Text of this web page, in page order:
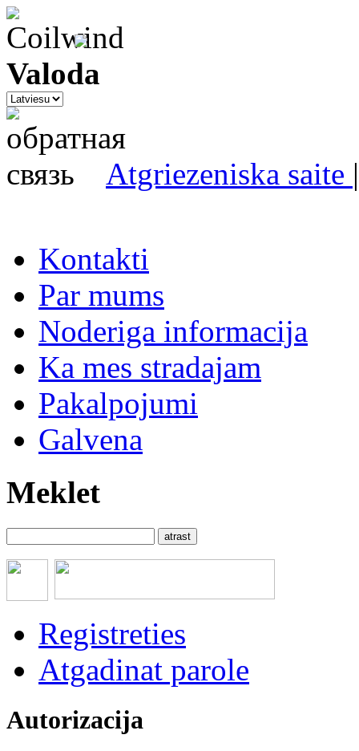
Valoda
Atgriezeniska saite
Kontakti
Par mums
Noderiga informacija
Ka mes stradajam
Pakalpojumi
Galvena
Meklet
Registreties
Atgadinat parole
Autorizacija